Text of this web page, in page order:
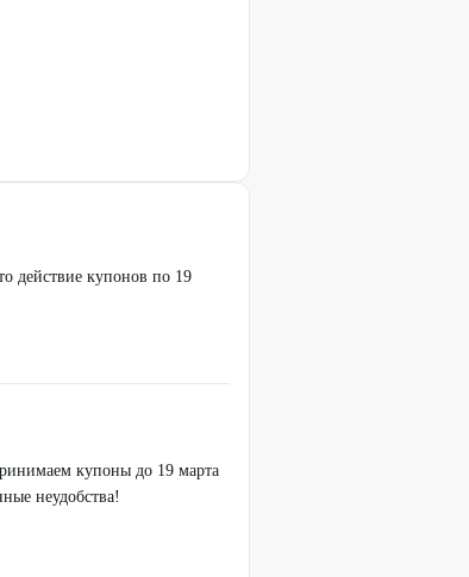
действие купонов по 19
купоны до 19 марта
неудобства!